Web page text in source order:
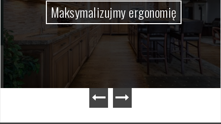
Maksymalizujmy ergonomię